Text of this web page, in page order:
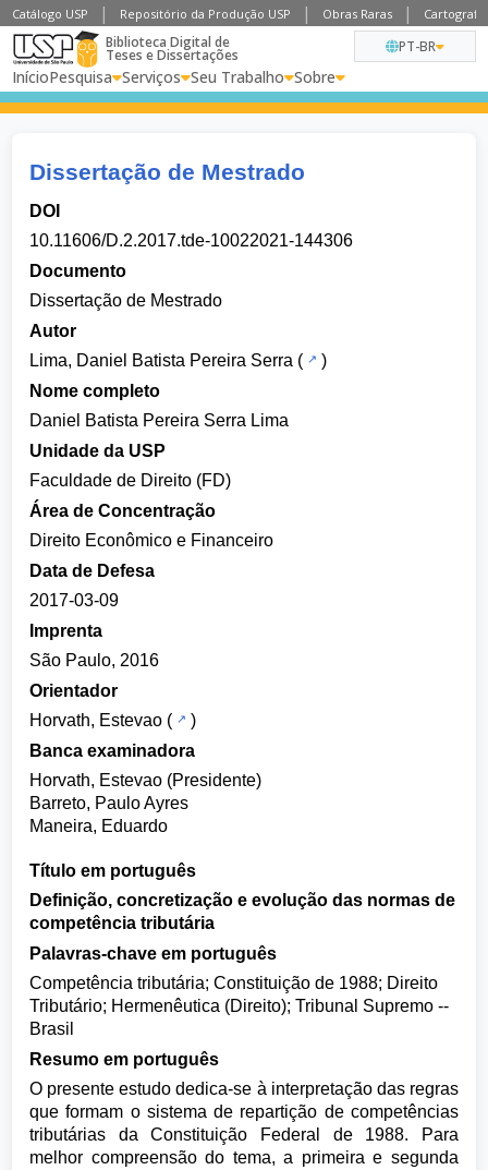
Catálogo USP Repositório da Produção USP Obras Raras
Biblioteca Digital de
Teses e Dissertações
InícioPesquisa Serviços Seu Trabalho Sobre
PT-BR
Dissertação de Mestrado
DOI
10.11606/D.2.2017.tde-10022021-144306
Documento
Dissertação de Mestrado
Autor
Lima, Daniel Batista Pereira Serra (
)
Nome completo
Daniel Batista Pereira Serra Lima
Unidade da USP
Faculdade de Direito (FD)
Área de Concentração
Direito Econômico e Financeiro
Data de Defesa
2017-03-09
Imprenta
São Paulo, 2016
Orientador
Horvath, Estevao (
)
Banca examinadora
Horvath, Estevao (Presidente)
Barreto, Paulo Ayres
Maneira, Eduardo
Título em português
Definição, concretização e evolução das normas de
competência tributária
Palavras-chave em português
Competência tributária; Constituição de 1988; Direito
Tributário; Hermenêutica (Direito); Tribunal Supremo --
Brasil
Resumo em português
O presente estudo dedica-se à interpretação das regras
que formam o sistema de repartição de competências
tributárias da Constituição Federal de 1988. Para
melhor compreensão do tema, a primeira e segunda